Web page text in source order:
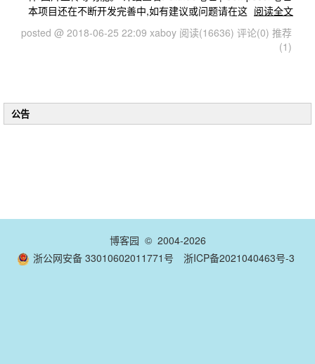
本项目还在不断开发完善中,如有建议或问题请在这 阅读全文
posted @ 2018-06-25 22:09 xaboy 阅读(16636) 评论(0) 推荐
(1)
公告
博客园 © 2004-2026
浙公网安备 33010602011771号
浙ICP备2021040463号-3